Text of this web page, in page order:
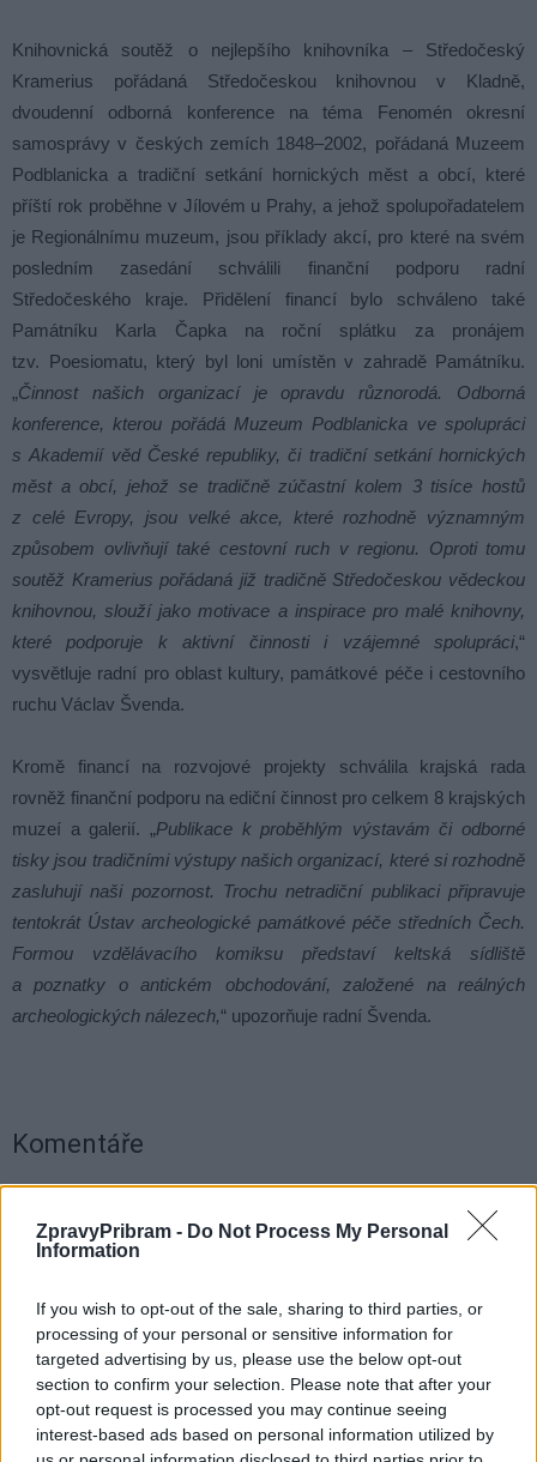
ZpravyPribram - Do Not Process My Personal
Information
If you wish to opt-out of the sale, sharing to third parties, or
processing of your personal or sensitive information for
targeted advertising by us, please use the below opt-out
section to confirm your selection. Please note that after your
opt-out request is processed you may continue seeing
interest-based ads based on personal information utilized by
Knihovnická soutěž o nejlepšího knihovníka – Středočeský
Kramerius pořádaná Středočeskou knihovnou v Kladně,
dvoudenní odborná konference na téma Fenomén okresní
samosprávy v českých zemích 1848–2002, pořádaná Muzeem
Podblanicka a tradiční setkání hornických měst a obcí, které
příští rok proběhne v Jílovém u Prahy, a jehož spolupořadatelem
je Regionálnímu muzeum, jsou příklady akcí, pro které na svém
posledním zasedání schválili finanční podporu radní
Středočeského kraje. Přidělení financí bylo schváleno také
Památníku Karla Čapka na roční splátku za pronájem
tzv. Poesiomatu, který byl loni umístěn v zahradě Památníku.
„Činnost našich organizací je opravdu různorodá. Odborná
konference, kterou pořádá Muzeum Podblanicka ve spolupráci
s Akademií věd České republiky, či tradiční setkání hornických
měst a obcí, jehož se tradičně zúčastní kolem 3 tisíce hostů
z celé Evropy, jsou velké akce, které rozhodně významným
způsobem ovlivňují také cestovní ruch v regionu. Oproti tomu
soutěž Kramerius pořádaná již tradičně Středočeskou vědeckou
knihovnou, slouží jako motivace a inspirace pro malé knihovny,
které podporuje k aktivní činnosti i vzájemné spolupráci,“
vysvětluje radní pro oblast kultury, památkové péče i cestovního
ruchu Václav Švenda.
Kromě financí na rozvojové projekty schválila krajská rada
rovněž finanční podporu na ediční činnost pro celkem 8 krajských
muzeí a galerií. „Publikace k proběhlým výstavám či odborné
tisky jsou tradičními výstupy našich organizací, které si rozhodně
zasluhují naši pozornost. Trochu netradiční publikaci připravuje
tentokrát Ústav archeologické památkové péče středních Čech.
Formou vzdělávacího komiksu představí keltská sídliště
a poznatky o antickém obchodování, založené na reálných
archeologických nálezech,“ upozorňuje radní Švenda.
Komentáře
Středočeský kraj
Václav Švenda